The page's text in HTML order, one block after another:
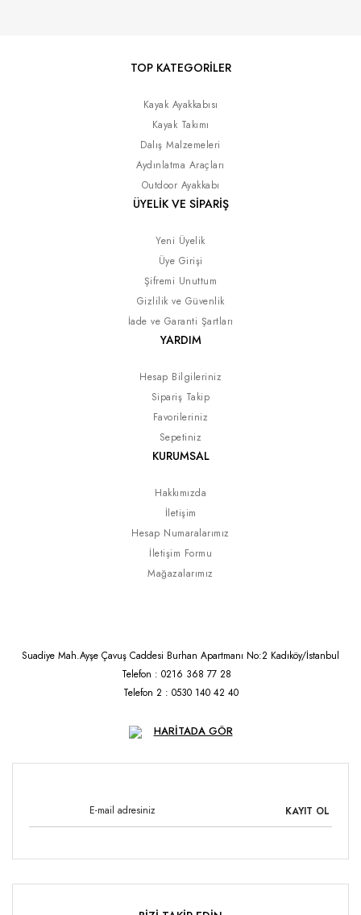
TOP KATEGORİLER
Kayak Ayakkabısı
Kayak Takımı
Dalış Malzemeleri
Aydınlatma Araçları
Outdoor Ayakkabı
ÜYELİK VE SİPARİŞ
Yeni Üyelik
Üye Girişi
Şifremi Unuttum
Gizlilik ve Güvenlik
İade ve Garanti Şartları
YARDIM
Hesap Bilgileriniz
Sipariş Takip
Favorileriniz
Sepetiniz
KURUMSAL
Hakkımızda
İletişim
Hesap Numaralarımız
İletişim Formu
Mağazalarımız
Suadiye Mah.Ayşe Çavuş Caddesi Burhan Apartmanı No:2 Kadıköy/İstanbul
Telefon : 0216 368 77 28
Telefon 2 : 0530 140 42 40
HARİTADA GÖR
KAYIT OL